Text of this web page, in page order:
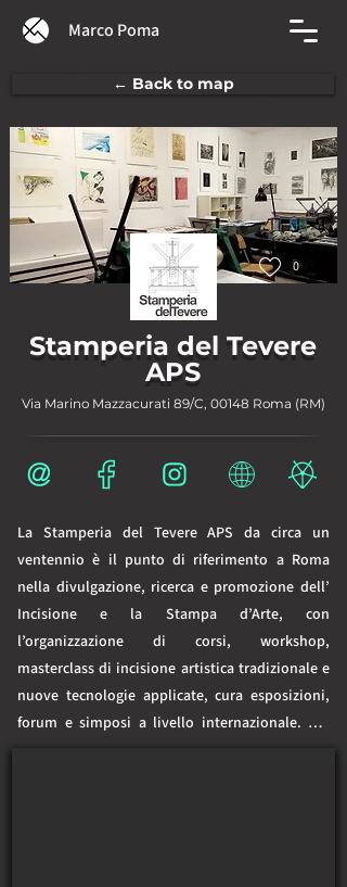
Marco Poma
← Back to map
0
Stamperia del Tevere
APS
Via Marino Mazzacurati 89/C, 00148 Roma (RM)
La Stamperia del Tevere APS da circa un
ventennio è il punto di riferimento a Roma
nella divulgazione, ricerca e promozione dell’
Incisione e la Stampa d’Arte, con
l’organizzazione di corsi, workshop,
masterclass di incisione artistica tradizionale e
nuove tecnologie applicate, cura esposizioni,
forum e simposi a livello internazionale. Dal